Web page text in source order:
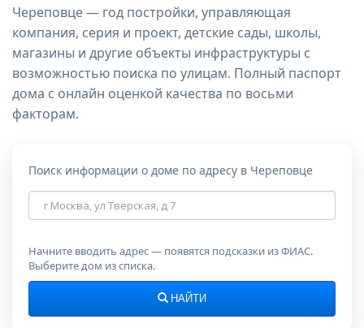
Череповце — год постройки, управляющая
компания, серия и проект, детские сады, школы,
магазины и другие объекты инфраструктуры с
возможностью поиска по улицам. Полный паспорт
дома с онлайн оценкой качества по восьми
факторам.
Поиск информации о доме по адресу в Череповце
Адрес
дома
Начните вводить адрес — появятся подсказки из ФИАС.
Выберите дом из списка.
НАЙТИ